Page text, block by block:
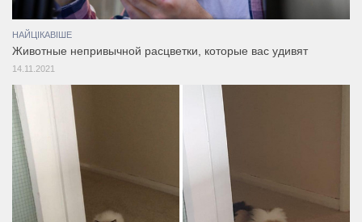
НАЙЦІКАВІШЕ
Животные непривычной расцветки, которые вас удивят
14.11.2021